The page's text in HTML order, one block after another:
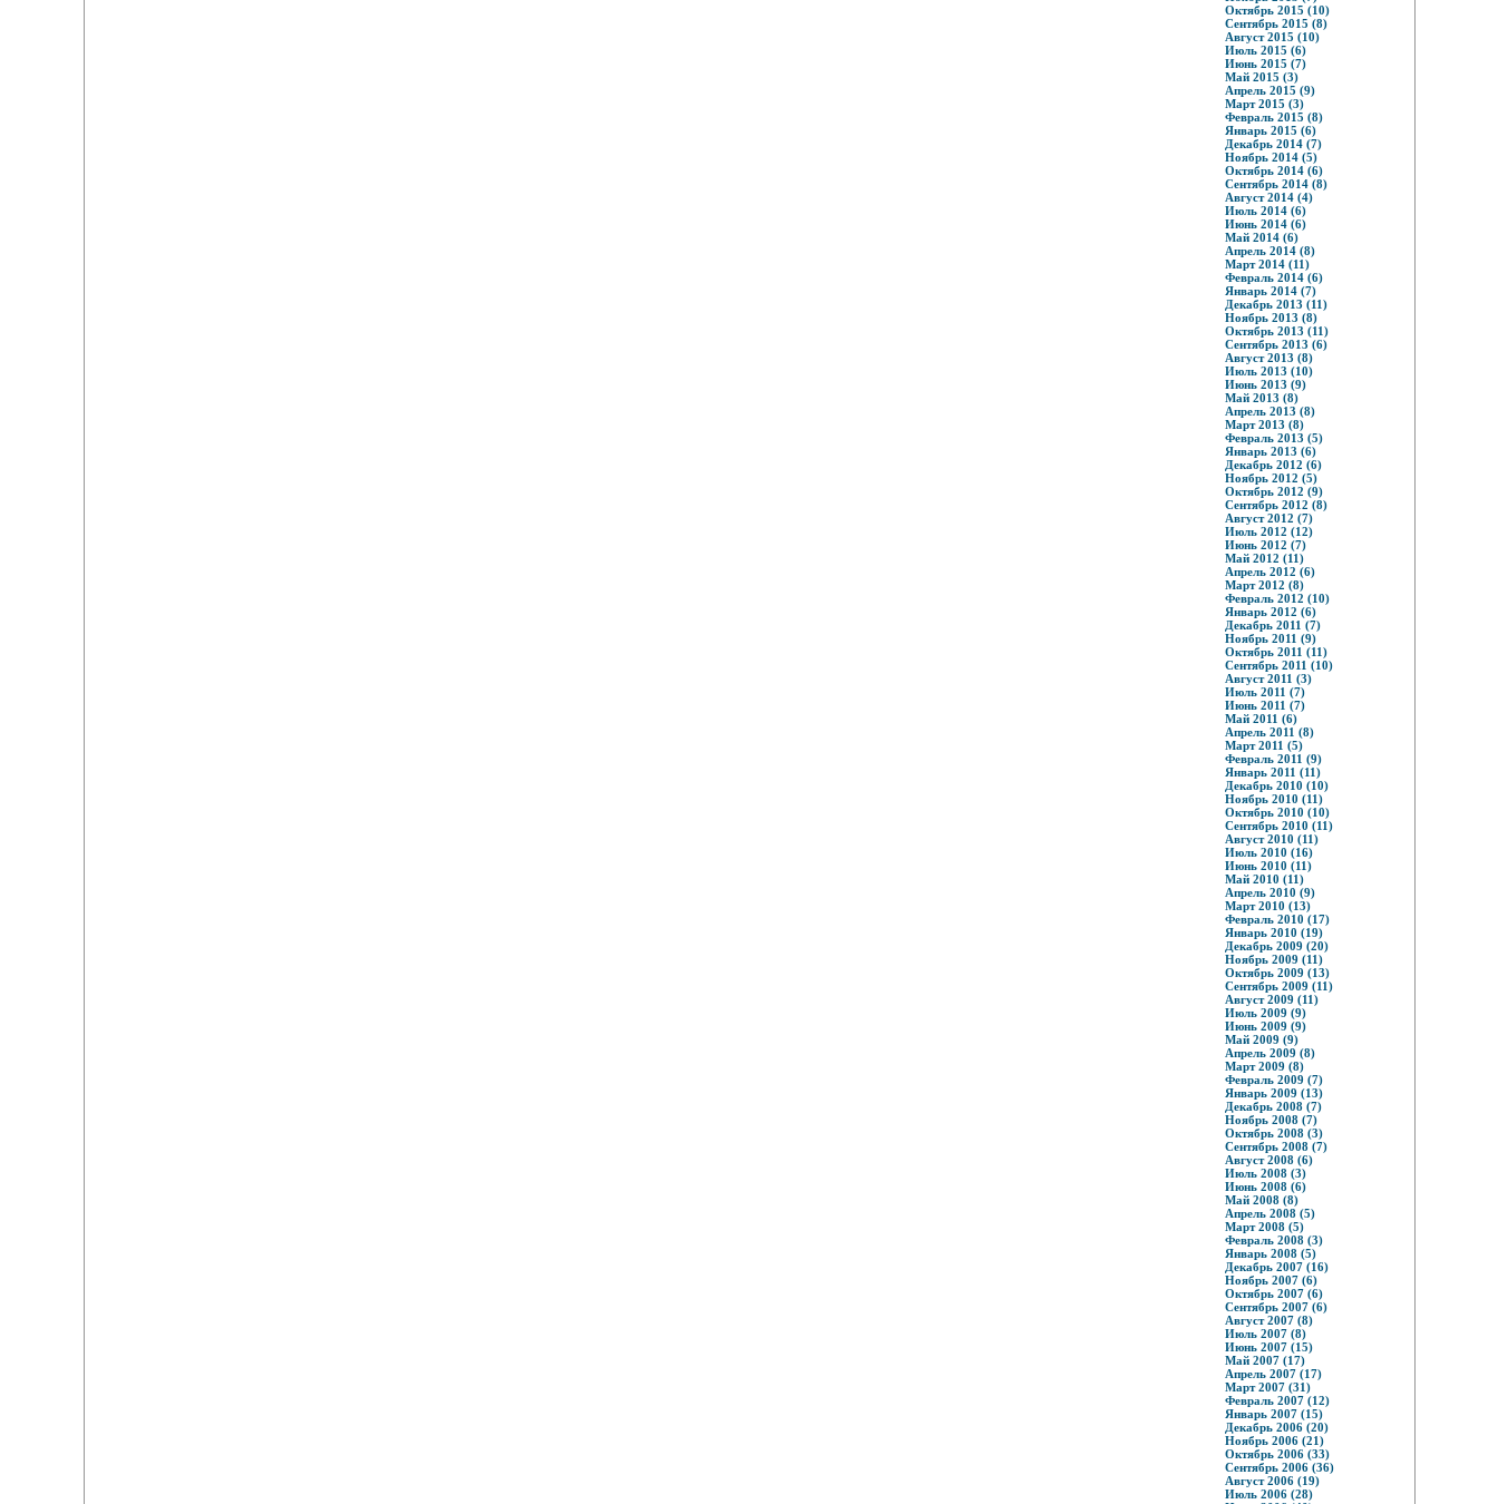
Октябрь 2015 (10)
Сентябрь 2015 (8)
Август 2015 (10)
Июль 2015 (6)
Июнь 2015 (7)
Май 2015 (3)
Апрель 2015 (9)
Март 2015 (3)
Февраль 2015 (8)
Январь 2015 (6)
Декабрь 2014 (7)
Ноябрь 2014 (5)
Октябрь 2014 (6)
Сентябрь 2014 (8)
Август 2014 (4)
Июль 2014 (6)
Июнь 2014 (6)
Май 2014 (6)
Апрель 2014 (8)
Март 2014 (11)
Февраль 2014 (6)
Январь 2014 (7)
Декабрь 2013 (11)
Ноябрь 2013 (8)
Октябрь 2013 (11)
Сентябрь 2013 (6)
Август 2013 (8)
Июль 2013 (10)
Июнь 2013 (9)
Май 2013 (8)
Апрель 2013 (8)
Март 2013 (8)
Февраль 2013 (5)
Январь 2013 (6)
Декабрь 2012 (6)
Ноябрь 2012 (5)
Октябрь 2012 (9)
Сентябрь 2012 (8)
Август 2012 (7)
Июль 2012 (12)
Июнь 2012 (7)
Май 2012 (11)
Апрель 2012 (6)
Март 2012 (8)
Февраль 2012 (10)
Январь 2012 (6)
Декабрь 2011 (7)
Ноябрь 2011 (9)
Октябрь 2011 (11)
Сентябрь 2011 (10)
Август 2011 (3)
Июль 2011 (7)
Июнь 2011 (7)
Май 2011 (6)
Апрель 2011 (8)
Март 2011 (5)
Февраль 2011 (9)
Январь 2011 (11)
Декабрь 2010 (10)
Ноябрь 2010 (11)
Октябрь 2010 (10)
Сентябрь 2010 (11)
Август 2010 (11)
Июль 2010 (16)
Июнь 2010 (11)
Май 2010 (11)
Апрель 2010 (9)
Март 2010 (13)
Февраль 2010 (17)
Январь 2010 (19)
Декабрь 2009 (20)
Ноябрь 2009 (11)
Октябрь 2009 (13)
Сентябрь 2009 (11)
Август 2009 (11)
Июль 2009 (9)
Июнь 2009 (9)
Май 2009 (9)
Апрель 2009 (8)
Март 2009 (8)
Февраль 2009 (7)
Январь 2009 (13)
Декабрь 2008 (7)
Ноябрь 2008 (7)
Октябрь 2008 (3)
Сентябрь 2008 (7)
Август 2008 (6)
Июль 2008 (3)
Июнь 2008 (6)
Май 2008 (8)
Апрель 2008 (5)
Март 2008 (5)
Февраль 2008 (3)
Январь 2008 (5)
Декабрь 2007 (16)
Ноябрь 2007 (6)
Октябрь 2007 (6)
Сентябрь 2007 (6)
Август 2007 (8)
Июль 2007 (8)
Июнь 2007 (15)
Май 2007 (17)
Апрель 2007 (17)
Март 2007 (31)
Февраль 2007 (12)
Январь 2007 (15)
Декабрь 2006 (20)
Ноябрь 2006 (21)
Октябрь 2006 (33)
Сентябрь 2006 (36)
Август 2006 (19)
Июль 2006 (28)